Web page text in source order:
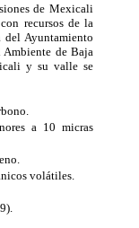
de Mexicali
recursos de la
del Ayuntamiento
de Baja
y su valle se
a 10 micras
volátiles.